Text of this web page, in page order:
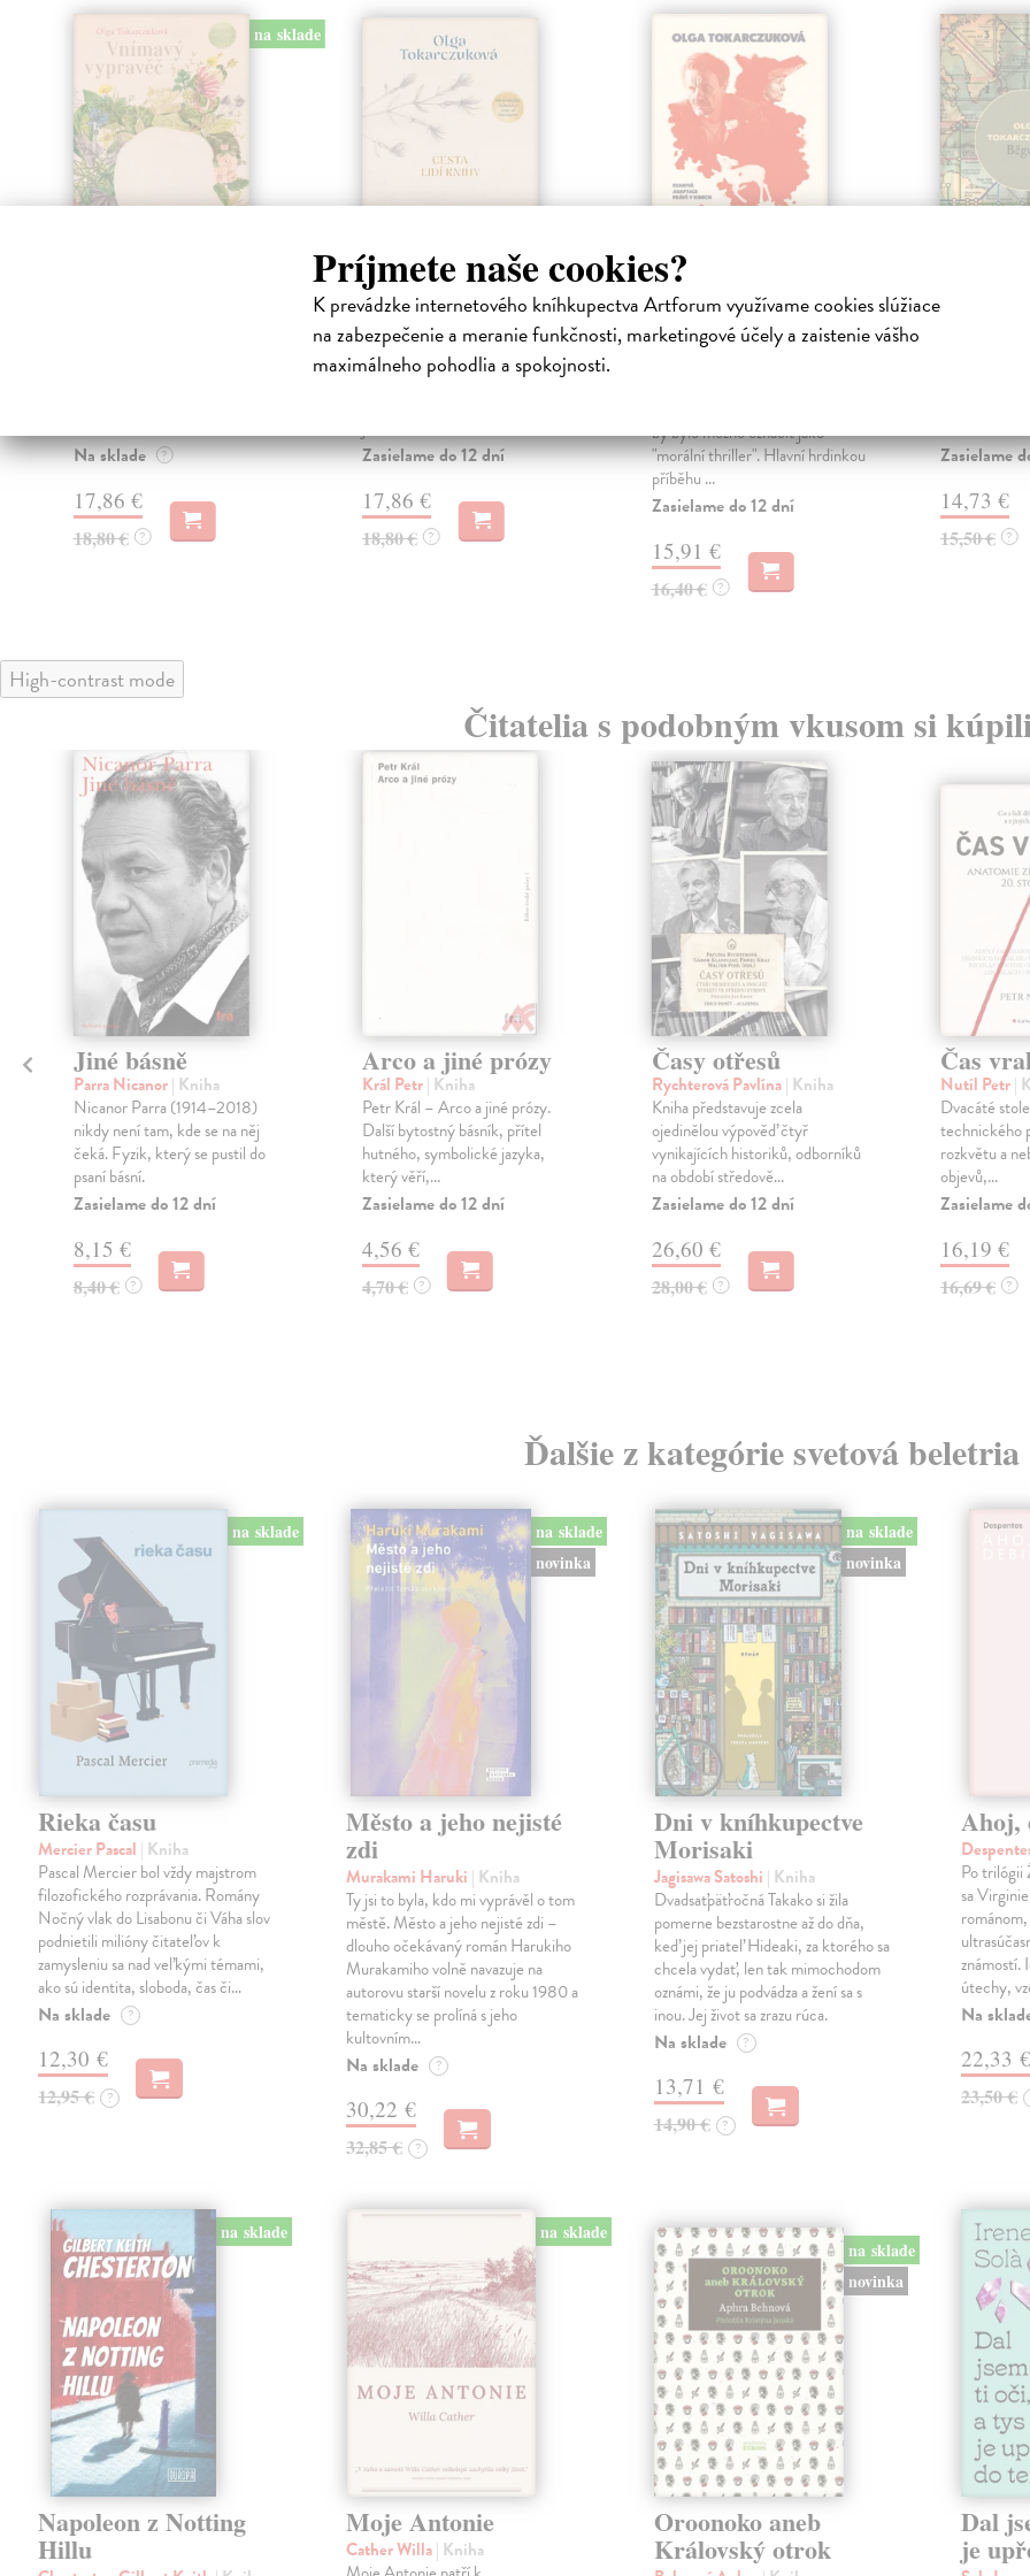
Príjmete naše cookies?
K prevádzke internetového kníhkupectva Artforum využívame cookies slúžiace
na zabezpečenie a meranie funkčnosti, marketingové účely a zaistenie vášho
maximálneho pohodlia a spokojnosti.
na sklade
Na sklade ?
17,86 €
18,80 € ?
Cesta lidí Knihy
Tokarczuková Olga| Kniha
Podstata lidské moudrosti v jediné
knize Francie, rok 1685: Král
Zasielame do 12 dní
17,86 €
18,80 € ?
Svůj vůz i pluh veď
přes kosti mrtvých
by bylo možno označit jako
"morální thriller". Hlavní hrdinkou
příběhu ...
Zasielame do 12 dní
15,91 €
16,40 € ?
Běguni
Román,
zasvětila tři
Zasielame
14,73 €
15,50 € ?
High-contrast mode
Čitatelia s podobným vkusom si
Jiné básně
Parra Nicanor| Kniha
Nicanor Parra (1914–2018)
nikdy není tam, kde se na něj
čeká. Fyzik, který se pustil do
psaní básní.
Zasielame do 12 dní
8,15 €
8,40 € ?
Arco a jiné prózy
Král Petr| Kniha
Petr Král – Arco a jiné prózy.
Další bytostný básník, přítel
hutného, symbolické jazyka,
který věří,...
Zasielame do 12 dní
4,56 €
4,70 € ?
Časy otřesů
Rychterová Pavlína| Kniha
Kniha představuje zcela
ojedinělou výpověď čtyř
vynikajících historiků, odborníků
na období středově...
Zasielame do 12 dní
26,60 €
28,00 € ?
Čas
Nutil Petr|
Dvacáté
technického
rozkvětu a
objevů,...
Zasielame
16,19 €
16,69 € ?
Ďalšie z kategórie svetová beletria
na sklade
Rieka času
Mercier Pascal | Kniha
Pascal Mercier bol vždy majstrom
filozofického rozprávania. Romány
Nočný vlak do Lisabonu či Váha slov
podnietili milióny čitateľov k
zamysleniu sa nad veľkými témami,
ako sú identita, sloboda, čas či…
Na sklade ?
12,30 €
12,95 € ?
na sklade
novinka
Město a jeho nejisté
zdi
Murakami Haruki | Kniha
Ty jsi to byla, kdo mi vyprávěl o tom
městě. Město a jeho nejisté zdi –
dlouho očekávaný román Harukiho
Murakamiho volně navazuje na
autorovu starší novelu z roku 1980 a
tematicky se prolíná s jeho
kultovním…
Na sklade ?
30,22 €
32,85 € ?
na sklade
novinka
Dni v kníhkupectve
Morisaki
Jagisawa Satoshi | Kniha
Dvadsaťpäťročná Takako si žila
pomerne bezstarostne až do dňa,
keď jej priateľ Hideaki, za ktorého sa
chcela vydať, len tak mimochodom
oznámi, že ju podvádza a žení sa s
inou. Jej život sa zrazu rúca.
Na sklade ?
13,71 €
14,90 € ?
Ahoj,
Po trilógii
sa
známostí.
útechy,
Na
22,33 €
23,50 €
na sklade
Napoleon z Notting
Hillu
na sklade
Moje Antonie
Cather Willa| Kniha
na sklade
novinka
Oroonoko aneb
Královský otrok
Dal
je